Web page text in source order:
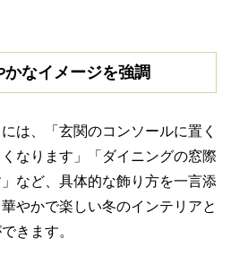
なイメージを強調
は、「玄関のコンソールに置く
なります」「ダイニングの窓際
など、具体的な飾り方を一言添
やかで楽しい冬のインテリアと
きます。